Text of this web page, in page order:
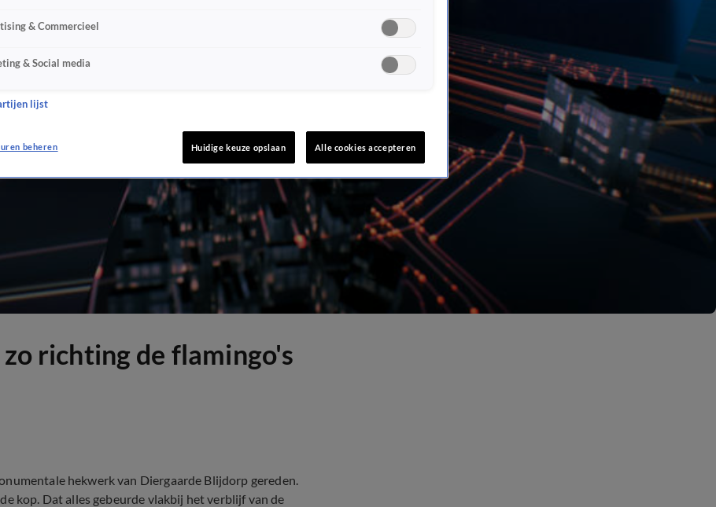
richting de flamingo's
hekwerk van Diergaarde Blijdorp gereden.
kop. Dat alles gebeurde vlakbij het verblijf van de
& Commercieel
& Social media
lijst
beheren Huidige keuze opslaan Alle cookies accepteren